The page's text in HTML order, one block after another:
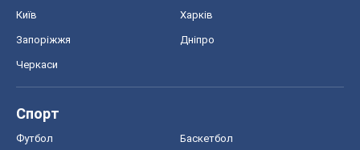
Київ Харків
Запоріжжя Дніпро
Черкаси
Спорт
Футбол Баскетбол